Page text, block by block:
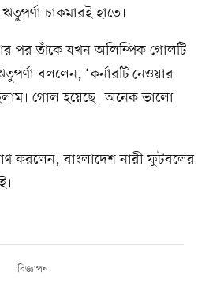
চাকমারই হাতে।
পর তাঁকে যখন অলিম্পিক গোলটি
বললেন, ‘কর্নারটি নেওয়ার
গোল হয়েছে। অনেক ভালো
করলেন, বাংলাদেশ নারী ফুটবলের
বিজ্ঞাপন